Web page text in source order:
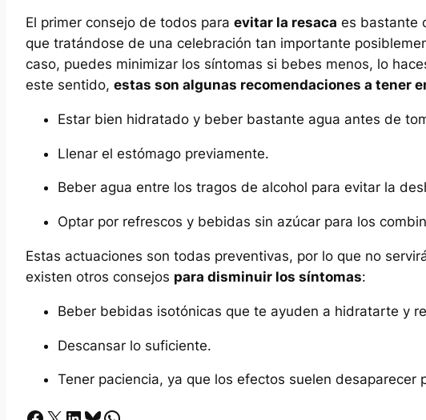
El primer consejo de todos para evitar la resaca es bastante
que tratándose de una celebración tan importante
caso, puedes minimizar los síntomas si bebes menos, lo
este sentido, estas son algunas recomendaciones a tener
Estar bien hidratado y beber bastante agua antes de
Llenar el estómago previamente.
Beber agua entre los tragos de alcohol para evitar la
Optar por refrescos y bebidas sin azúcar para los
Estas actuaciones son todas preventivas, por lo que no
existen otros consejos para disminuir los síntomas:
Beber bebidas isotónicas que te ayuden a hidratarte y
Descansar lo suficiente.
Tener paciencia, ya que los efectos suelen desaparecer